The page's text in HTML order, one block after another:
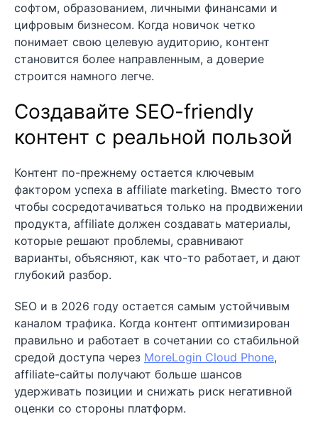
софтом, образованием, личными финансами и
цифровым бизнесом. Когда новичок четко
понимает свою целевую аудиторию, контент
становится более направленным, а доверие
строится намного легче.
Создавайте SEO-friendly
контент с реальной пользой
Контент по-прежнему остается ключевым
фактором успеха в affiliate marketing. Вместо того
чтобы сосредотачиваться только на продвижении
продукта, affiliate должен создавать материалы,
которые решают проблемы, сравнивают
варианты, объясняют, как что-то работает, и дают
глубокий разбор.
SEO и в 2026 году остается самым устойчивым
каналом трафика. Когда контент оптимизирован
правильно и работает в сочетании со стабильной
средой доступа через MoreLogin Cloud Phone,
affiliate-сайты получают больше шансов
удерживать позиции и снижать риск негативной
оценки со стороны платформ.